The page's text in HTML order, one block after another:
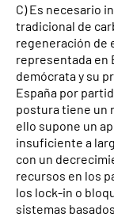
C) Es necesario
tradicional de
regeneración de
representada en
demócrata y su
España por
postura tiene un
ello supone un
insuficiente a
con un
recursos en los
los lock-in o
sistemas